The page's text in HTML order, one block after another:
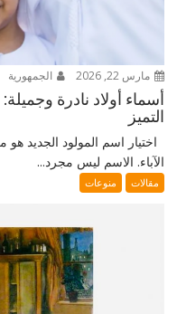
مارس 22, 2026 الجمهورية
أسماء أولاد نادرة
التميز
اختيار اسم المولود الجديد
الآباء. الاسم ليس مجرد...
مقالات منوعات